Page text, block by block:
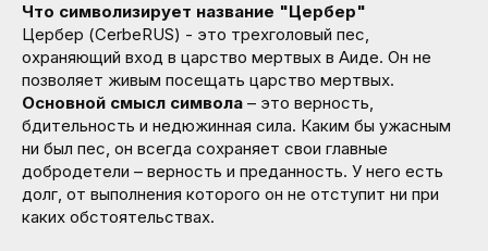
Что символизирует название "Цербер"
Цербер (CerbeRUS) - это трехголовый пес,
охраняющий вход в царство мертвых в Аиде. Он не
позволяет живым посещать царство мертвых.
Основной смысл символа – это верность,
бдительность и недюжинная сила. Каким бы ужасным
ни был пес, он всегда сохраняет свои главные
добродетели – верность и преданность. У него есть
долг, от выполнения которого он не отступит ни при
каких обстоятельствах.